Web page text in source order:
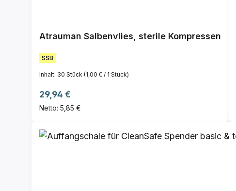
Atrauman Salbenvlies, sterile Kompressen
SSB
Inhalt: 30 Stück (1,00 € / 1 Stück)
Regulärer Preis:
29,94 €
Netto: 5,85 €